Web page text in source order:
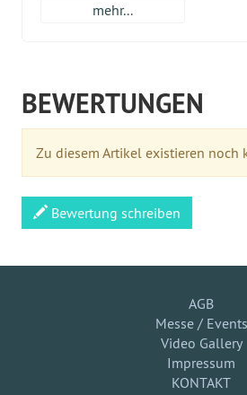
mehr...
BEWERTUNGEN
Zu diesem Artikel existieren noch
Bewertung schreiben
AGB
Messe / Events
Video Gallery
Impressum
KONTAKT